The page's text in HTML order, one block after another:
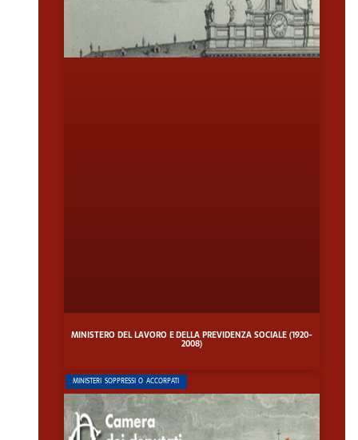
MINISTERO DEL LAVORO E DELLA PREVIDENZA SOCIALE (1920-
2008)
MINISTERI SOPPRESSI O ACCORPATI